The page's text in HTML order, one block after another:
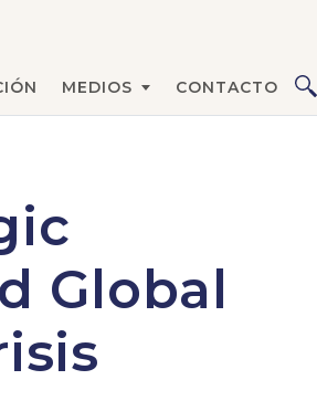
MEDIOS CONTACTO
Global